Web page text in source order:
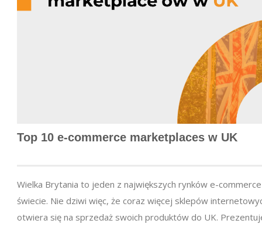
Top 10 e-commerce marketplaces w UK
Wielka Brytania to jeden z największych rynków e-
świecie. Nie dziwi więc, że coraz więcej sklepów
otwiera się na sprzedaż swoich produktów do UK.